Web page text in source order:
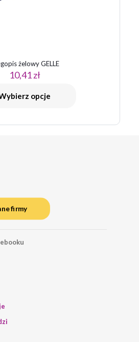
żelowy GELLE
10,41zł
opcje
firmy